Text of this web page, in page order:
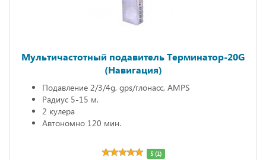
Мультичастотный подавитель Терминатор-20G
(Навигация)
Подавление 2/3/4g, gps/глонасс, AMPS
Радиус 5-15 м.
2 кулера
Автономно 120 мин.
5 (1)